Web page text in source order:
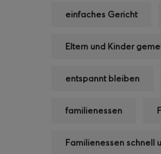
einfaches Gericht
Eltern und Kinder
entspannt bleiben
familienessen
Familienessen schnell